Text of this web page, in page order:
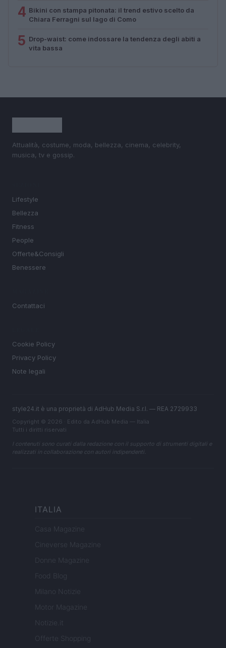
4 Bikini con stampa pitonata: il trend estivo scelto da
Chiara Ferragni sul lago di Como
5 Drop-waist: come indossare la tendenza degli abiti a
vita bassa
Attualità, costume, moda, bellezza, cinema, celebrity,
musica, tv e gossip.
Lifestyle
Bellezza
Fitness
People
Offerte&Consigli
Benessere
Contattaci
Cookie Policy
Privacy Policy
Note legali
style24.it è una proprietà di AdHub Media S.r.l. — REA 2729933
Copyright © 2026 · Edito da AdHub Media — Italia
Tutti i diritti riservati
I contenuti sono curati dalla redazione con il supporto di strumenti digitali e
realizzati in collaborazione con autori indipendenti.
ITALIA
Casa Magazine
Cineverse Magazine
Donne Magazine
Food Blog
Milano Notizie
Motor Magazine
Notizie.it
Offerte Shopping